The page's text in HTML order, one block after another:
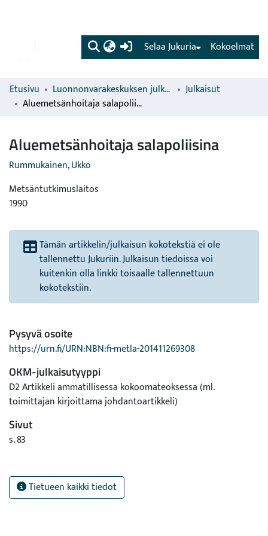
(current) Kokoelmat
Selaa Jukuria
Etusivu Luonnonvarakeskuksen julkaisut
Julkaisut
Aluemetsänhoitaja salapoliisina
Aluemetsänhoitaja salapoliisina
Rummukainen, Ukko
Metsäntutkimuslaitos
1990
Tämän artikkelin/julkaisun kokotekstiä ei ole
tallennettu Jukuriin. Julkaisun tiedoissa voi
kuitenkin olla linkki toisaalle tallennettuun
kokotekstiin.
Pysyvä osoite
https://urn.fi/URN:NBN:fi-metla-201411269308
OKM-julkaisutyyppi
D2 Artikkeli ammatillisessa kokoomateoksessa (ml.
toimittajan kirjoittama johdantoartikkeli)
Sivut
s. 83
Tietueen kaikki tiedot